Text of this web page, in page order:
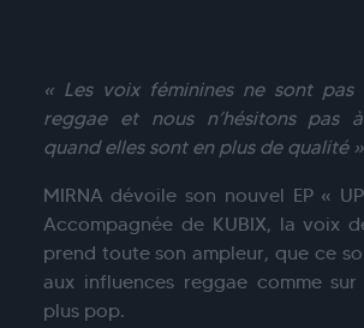
« Les voix féminines ne sont pas
reggae et nous n’hésitons pas
quand elles sont en plus de qualité »
MIRNA dévoile son nouvel EP «
Accompagnée de KUBIX, la voix
prend toute son ampleur, que ce
aux influences reggae comme
plus pop.